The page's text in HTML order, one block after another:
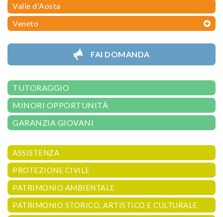
Valle d'Aosta
Veneto
FAI DOMANDA
TUTORAGGIO
MINORI OPPORTUNITÀ
GARANZIA GIOVANI
ASSISTENZA
PROTEZIONE CIVILE
PATRIMONIO AMBIENTALE
PATRIMONIO STORICO, ARTISTICO E CULTURALE